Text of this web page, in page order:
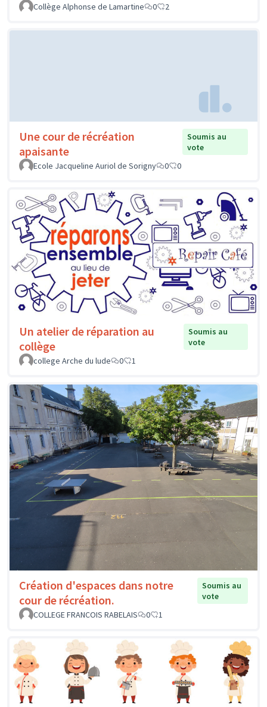
Collège Alphonse de Lamartine 0 2
Une cour de récréation
apaisante
Soumis au
vote
Ecole Jacqueline Auriol de Sorigny
0 0
Un atelier de réparation au
collège
Soumis au
vote
college Arche du lude
0 1
Création d'espaces dans notre
cour de récréation.
Soumis au
vote
COLLEGE FRANCOIS RABELAIS
0 1